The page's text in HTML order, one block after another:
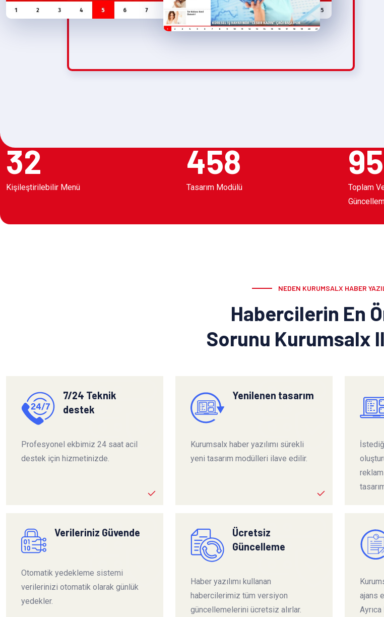
32
Kişileştirilebilir Menü
458
Tasarım Modülü
Toplam
NEDEN KURUMSALX HABER
Habercilerin En
Sorunu Kurumsalx
7/24 Teknik
destek
Profesyonel ekbimiz 24 saat acil
destek için hizmetinizde.
Yenilenen tasarım
Kurumsalx haber yazılımı sürekli
yeni tasarım modülleri ilave edilir.
Verileriniz Güvende
Otomatik yedekleme sistemi
verilerinizi otomatik olarak günlük
yedekler.
Ücretsiz
Güncelleme
Haber yazılımı kullanan
habercilerimiz tüm versiyon
güncellemelerini ücretsiz alırlar.
ajans